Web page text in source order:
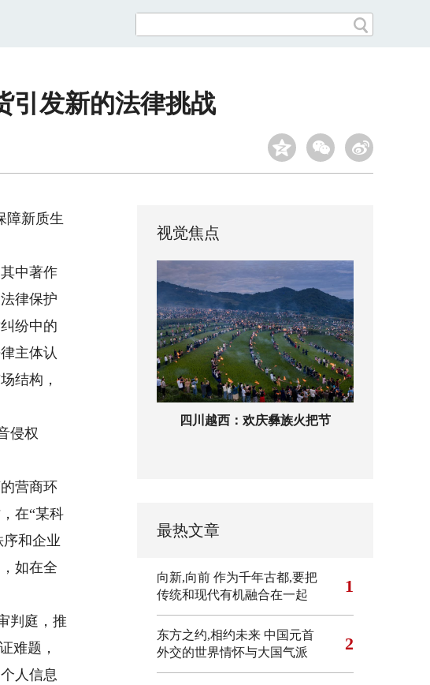
引发新的法律挑战
障新质生
中著作
律保护
纷中的
主体认
结构，
侵权
营商环
在“某科
序和企业
如在全
判庭，推
难题，
人信息
视觉焦点
四川越西：欢庆彝族火把节
最热文章
向新,向前 作为千年古都,要把
传统和现代有机融合在一起
1
东方之约,相约未来 中国元首
外交的世界情怀与大国气派
2